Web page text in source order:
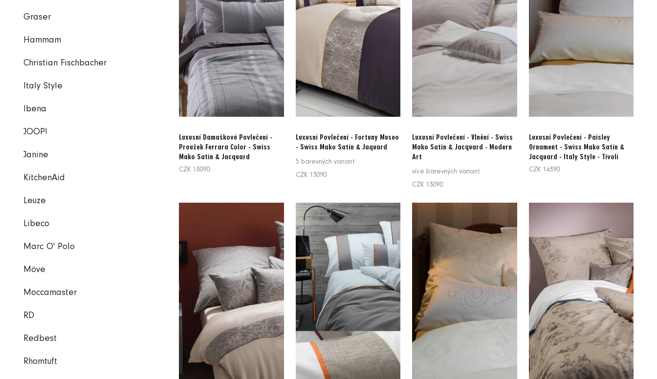
Luxusní Damaškové Povlečení -
Proužek Ferrara Color - Swiss
Mako Satin & Jacquard
CZK 13090
Luxusní Povlečení - Fortuny Museo
- Swiss Mako Satin & Jaquard
5 barevných variant
CZK 13090
Luxusní Povlečení - Vlnění - Swiss
Mako Satin & Jacquard - Modern
Art
více barevných variant
CZK 13090
Luxusní Povlečení - Paisley
Ornament - Swiss Mako Satin &
Jacquard - Italy Style - Tivoli
CZK 14390
Graser
Hammam
Christian Fischbacher
Italy Style
Ibena
JOOP!
Janine
KitchenAid
Leuze
Libeco
Marc O' Polo
Möve
Moccamaster
RD
Redbest
Rhomtuft